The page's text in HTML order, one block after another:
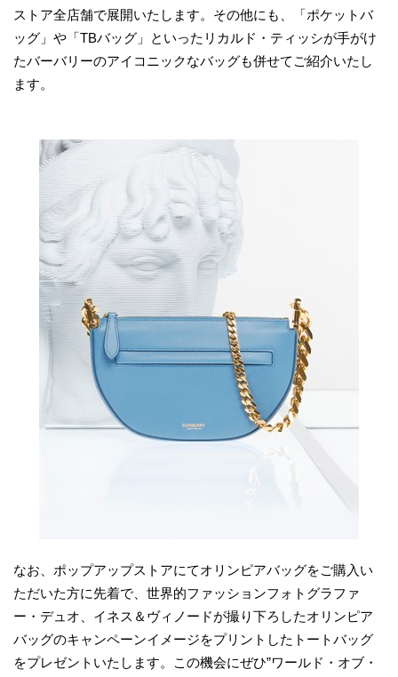
ストア全店舗で展開いたします。その他にも、「ポケットバ
ッグ」や「TBバッグ」といったリカルド・ティッシが手がけ
たバーバリーのアイコニックなバッグも併せてご紹介いたし
ます。
なお、ポップアップストアにてオリンピアバッグをご購入い
ただいた方に先着で、世界的ファッションフォトグラファ
ー・デュオ、イネス＆ヴィノードが撮り下ろしたオリンピア
バッグのキャンペーンイメージをプリントしたトートバッグ
をプレゼントいたします。この機会にぜひ”ワールド・オブ・